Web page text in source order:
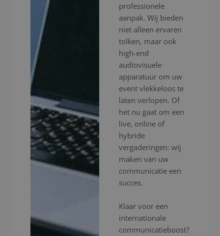
professionele
aanpak. Wij bieden
niet alleen ervaren
tolken, maar ook
high-end
audiovisuele
apparatuur om uw
event vlekkeloos te
laten verlopen. Of
het nu gaat om een
live, online of
hybride
vergaderingen: wij
maken van uw
communicatie een
succes.
Klaar voor een
internationale
communicatieboost?